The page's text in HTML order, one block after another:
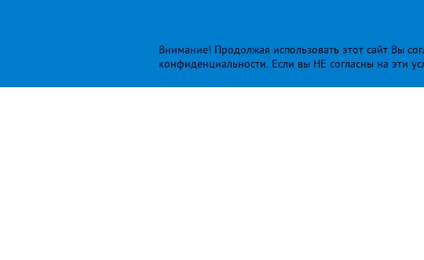
Внимание! Продолжая использовать этот сайт Вы
конфиденциальности. Если вы НЕ согласны на эти